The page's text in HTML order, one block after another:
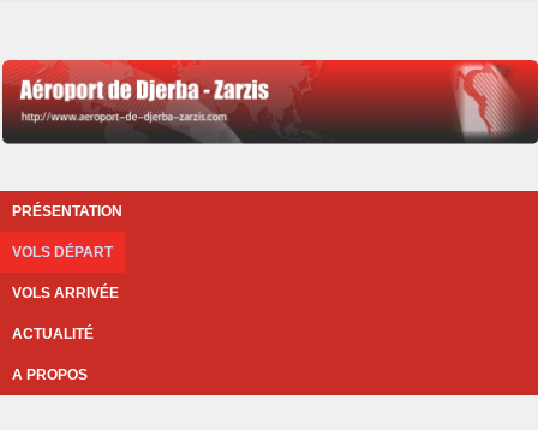
PRÉSENTATION
VOLS DÉPART
VOLS ARRIVÉE
ACTUALITÉ
A PROPOS